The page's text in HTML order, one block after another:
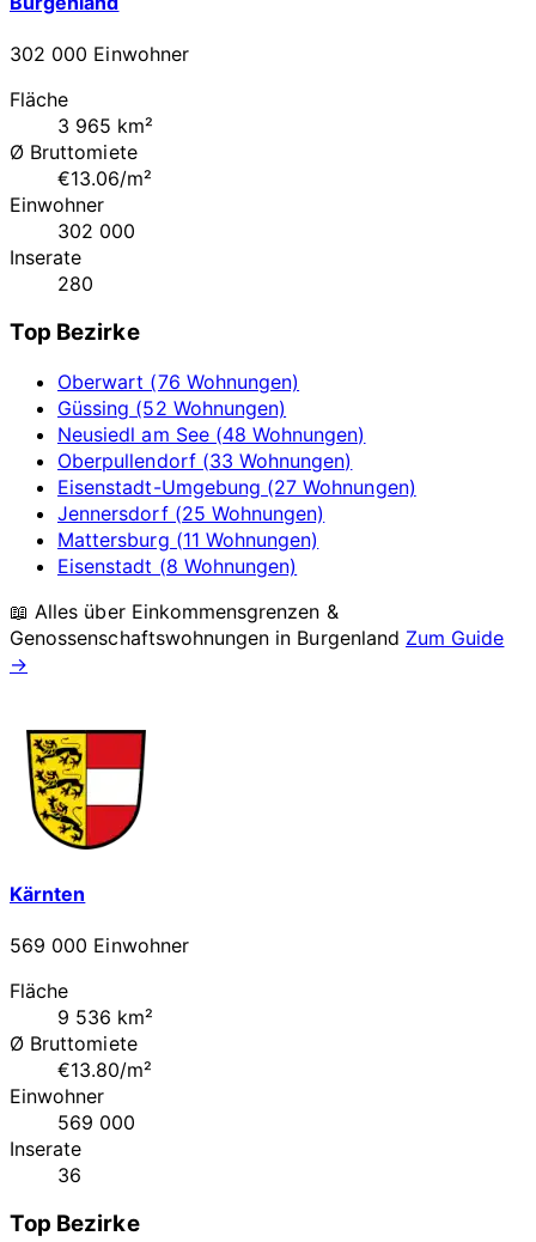
302 000 Einwohner
Fläche
3 965 km²
Ø Bruttomiete
€13.06/m²
Einwohner
302 000
Inserate
280
Top Bezirke
Oberwart (76 Wohnungen)
Güssing (52 Wohnungen)
Neusiedl am See (48 Wohnungen)
Oberpullendorf (33 Wohnungen)
Eisenstadt-Umgebung (27 Wohnungen)
Jennersdorf (25 Wohnungen)
Mattersburg (11 Wohnungen)
Eisenstadt (8 Wohnungen)
📖 Alles über Einkommensgrenzen &
Genossenschaftswohnungen in Burgenland Zum Guide
→
Kärnten
569 000 Einwohner
Fläche
9 536 km²
Ø Bruttomiete
€13.80/m²
Einwohner
569 000
Inserate
36
Top Bezirke